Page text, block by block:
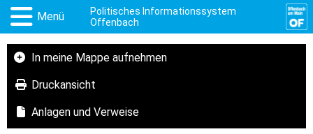
Menü
Politisches Informationssystem
Offenbach
In meine Mappe aufnehmen
Druckansicht
Anlagen und Verweise